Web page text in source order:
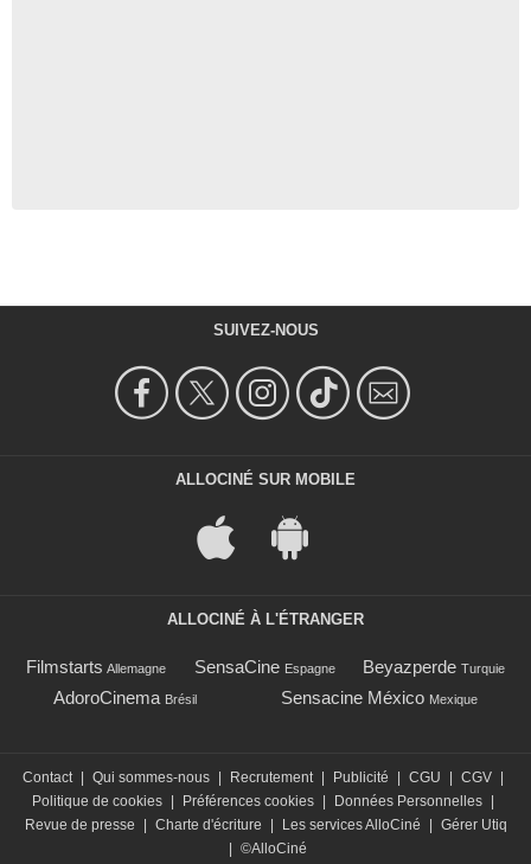
SUIVEZ-NOUS
ALLOCINÉ SUR MOBILE
ALLOCINÉ À L'ÉTRANGER
Filmstarts Allemagne SensaCine Espagne Beyazperde Turquie
AdoroCinema Brésil Sensacine México Mexique
Contact Qui sommes-nous Recrutement Publicité CGU CGV
Politique de cookies
Préférences cookies Données Personnelles
Revue de presse
Charte d'écriture Les services AlloCiné
Gérer Utiq
©AlloCiné